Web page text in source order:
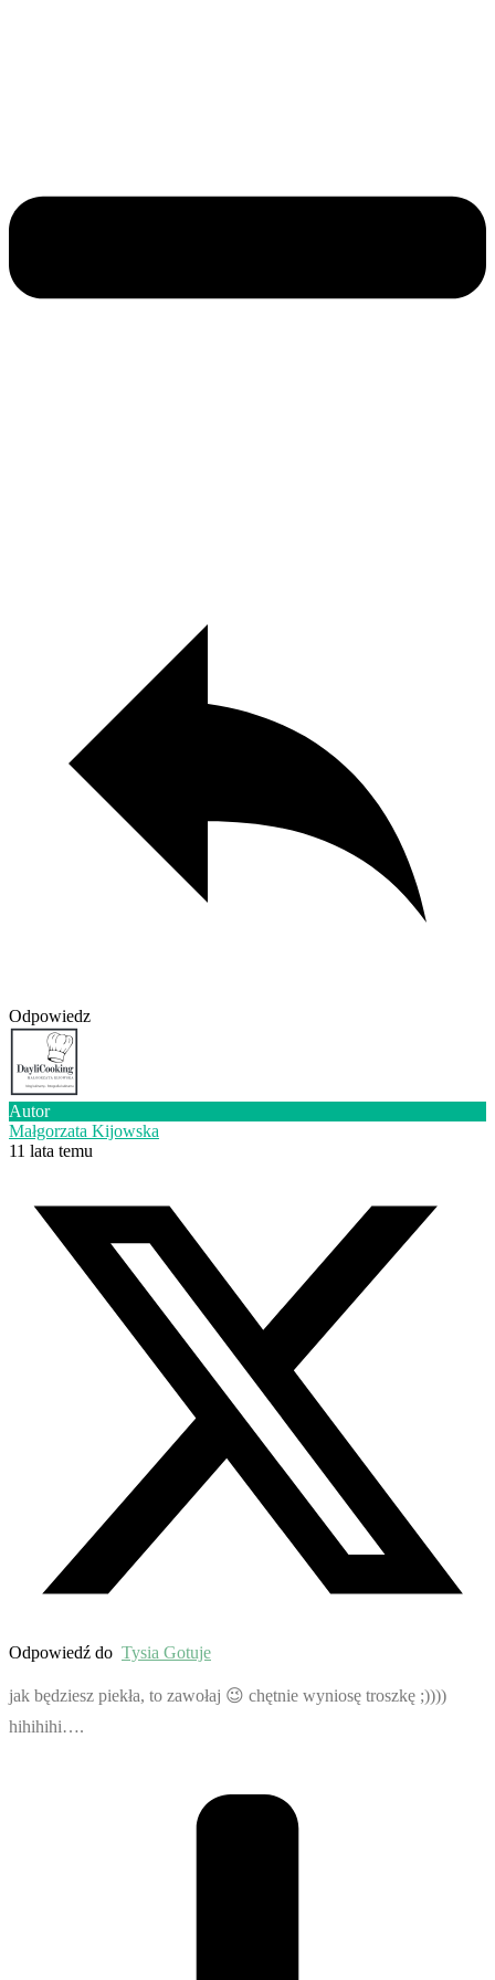
Odpowiedz
Autor
Małgorzata Kijowska
11 lata temu
Odpowiedź do Tysia Gotuje
jak będziesz piekła, to zawołaj 😉 chętnie wyniosę troszkę ;))))
hihihihi….